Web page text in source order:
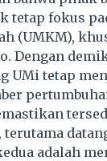
tetap fokus
(UMKM),
Dengan
UMi tetap
adalah